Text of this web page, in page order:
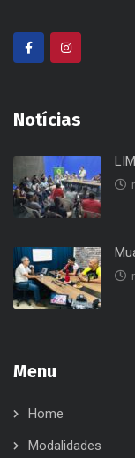
Notícias
Menu
Home
Modalidades